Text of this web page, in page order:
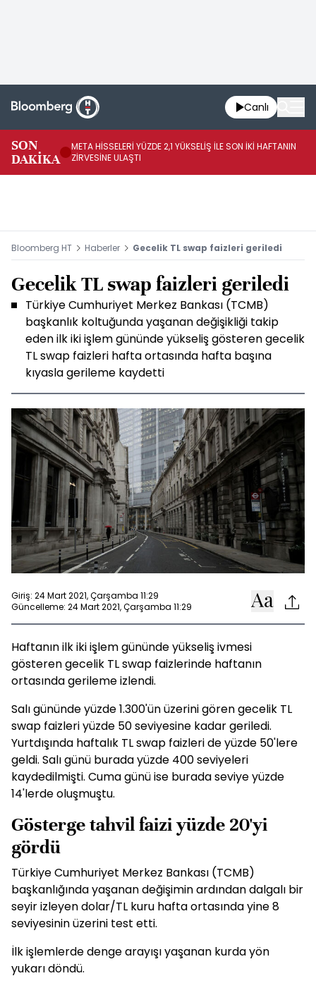
Canlı
SON
DAKİKA
META HİSSELERİ YÜZDE 2,1 YÜKSELİŞ İLE SON İKİ HAFTANIN
ZİRVESİNE ULAŞTI
Bloomberg HT Haberler Gecelik TL swap faizleri geriledi
Gecelik TL swap faizleri geriledi
Türkiye Cumhuriyet Merkez Bankası (TCMB)
başkanlık koltuğunda yaşanan değişikliği takip
eden ilk iki işlem gününde yükseliş gösteren gecelik
TL swap faizleri hafta ortasında hafta başına
kıyasla gerileme kaydetti
Giriş: 24 Mart 2021, Çarşamba 11:29
Güncelleme: 24 Mart 2021, Çarşamba 11:29
Haftanın ilk iki işlem gününde yükseliş ivmesi
gösteren gecelik TL swap faizlerinde haftanın
ortasında gerileme izlendi.
Salı gününde yüzde 1.300'ün üzerini gören gecelik TL
swap faizleri yüzde 50 seviyesine kadar geriledi.
Yurtdışında haftalık TL swap faizleri de yüzde 50'lere
geldi. Salı günü burada yüzde 400 seviyeleri
kaydedilmişti. Cuma günü ise burada seviye yüzde
14'lerde oluşmuştu.
Gösterge tahvil faizi yüzde 20'yi
gördü
Türkiye Cumhuriyet Merkez Bankası (TCMB)
başkanlığında yaşanan değişimin ardından dalgalı bir
seyir izleyen dolar/TL kuru hafta ortasında yine 8
seviyesinin üzerini test etti.
İlk işlemlerde denge arayışı yaşanan kurda yön
yukarı döndü.